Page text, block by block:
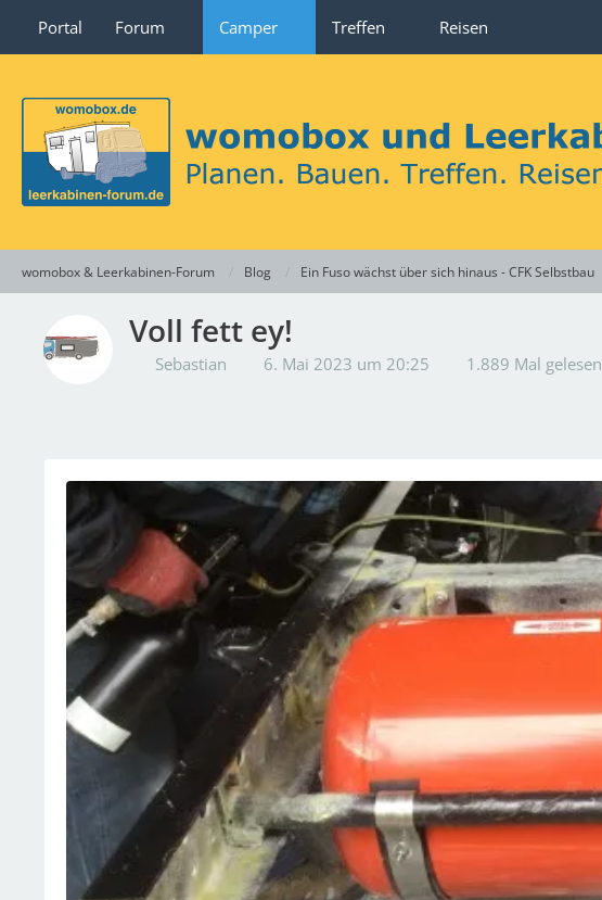
Portal Forum Camper Treffen Reisen
womobox & Leerkabinen-Forum Blog Ein Fuso wächst über sich hinaus - CFK Selbstbau
Voll fett ey!
Sebastian 6. Mai 2023 um 20:25 1.889 Mal gelesen